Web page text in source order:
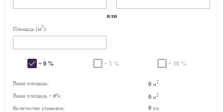
или
Площадь (м2):
+ 0 % + 5 % + 10 %
Ваша площадь: 0 м2
Ваша площадь + 0%: 0 м2
Количество упаковок: 0 уп.